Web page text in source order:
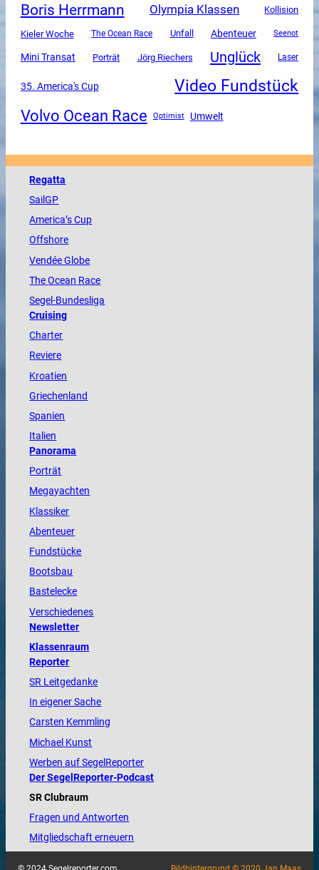
Boris Herrmann Olympia Klassen Kollision
Kieler Woche The Ocean Race Unfall Abenteuer Seenot
Mini Transat Porträt Jörg Riechers Unglück Laser
35. America's Cup Video Fundstück
Volvo Ocean Race Optimist Umwelt
Regatta
SailGP
America’s Cup
Offshore
VendéeGlobe
TheOcean Race
Segel-Bundesliga
Cruising
Charter
Reviere
Kroatien
Griechenland
Spanien
Italien
Panorama
Porträt
Megayachten
Klassiker
Abenteuer
Fundstücke
Bootsbau
Bastelecke
Verschiedenes
Newsletter
Klassenraum
Reporter
SR Leitgedanke
In eigener Sache
Carsten Kemmling
Michael Kunst
Werben auf SegelReporter
Der SegelReporter-Podcast
SR Clubraum
Fragen und Antworten
Mitgliedschaft erneuern